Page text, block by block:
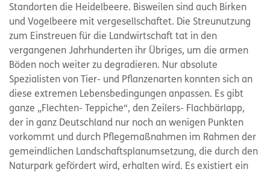
Standorten die Heidelbeere. Bisweilen sind auch Birken
und Vogelbeere mit vergesellschaftet. Die Streunutzung
zum Einstreuen für die Landwirtschaft tat in den
vergangenen Jahrhunderten ihr Übriges, um die armen
Böden noch weiter zu degradieren. Nur absolute
Spezialisten von Tier- und Pflanzenarten konnten sich an
diese extremen Lebensbedingungen anpassen. Es gibt
ganze „Flechten- Teppiche“, den Zeilers- Flachbärlapp,
der in ganz Deutschland nur noch an wenigen Punkten
vorkommt und durch Pflegemaßnahmen im Rahmen der
gemeindlichen Landschaftsplanumsetzung, die durch den
Naturpark gefördert wird, erhalten wird. Es existiert ein